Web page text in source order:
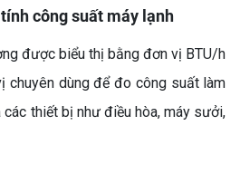
công suất máy lạnh
được biểu thị bằng đơn vị BTU/h
chuyên dùng để đo công suất làm
thiết bị như điều hòa, máy sưởi,